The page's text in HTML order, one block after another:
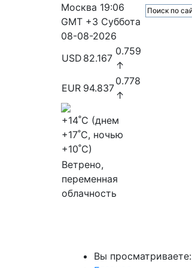
Москва 19:06
GMT +3 Суббота
08-08-2026
USD 82.167
0.759
↑
EUR 94.837
0.778
↑
+14˚C (днем
+17˚C, ночью
+10˚C)
Ветрено,
переменная
облачность
Вы просматриваете: